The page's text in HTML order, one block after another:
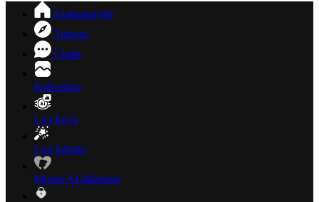
Aloitusnäyttö
Tutustu
Chatti
Kokoelma
Luo kuva
Luo hahmo
Minun AI-hahmoni